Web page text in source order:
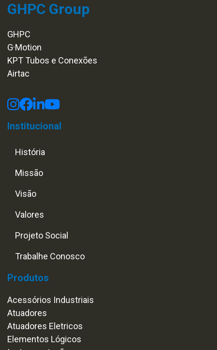
GHPC Group
GHPC
G·Motion
KPT Tubos e Conexões
Airtac
Institucional
História
Missão
Visão
Valores
Projeto Social
Trabalhe Conosco
Produtos
Acessórios Industriais
Atuadores
Atuadores Eletricos
Elementos Lógicos